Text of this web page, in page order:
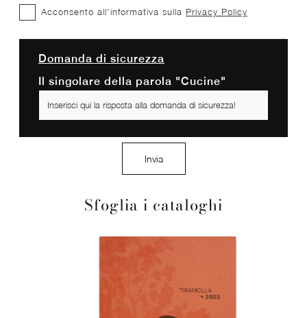
Sfoglia i cataloghi
Acconsento all'informativa sulla Privacy Policy
Domanda di sicurezza
Il singolare della parola "Cucine"
Invia